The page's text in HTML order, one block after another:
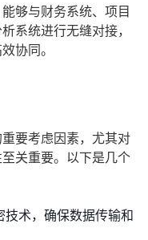
够与财务系统、项目
系统进行无缝对接，
协同。
要考虑因素，尤其对
关重要。以下是几个
技术，确保数据传输和